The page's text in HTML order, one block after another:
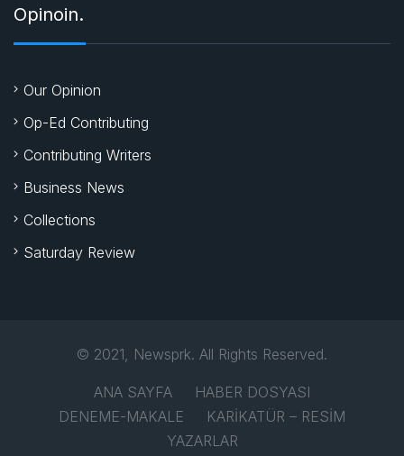
Opinoin.
Our Opinion
Op-Ed Contributing
Contributing Writers
Business News
Collections
Saturday Review
© 2021, Newsprk. All Rights Reserved.
ANA SAYFA
HABER DOSYASI
DENEME-MAKALE
KARİKATÜR – RESİM
YAZARLAR